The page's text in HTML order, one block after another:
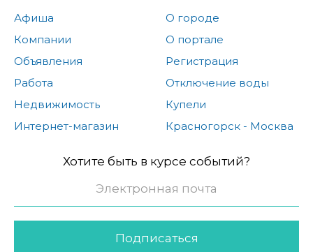
Афиша
Компании
Объявления
Работа
Недвижимость
Интернет-магазин
О городе
О портале
Регистрация
Отключение воды
Купели
Красногорск - Москва
Хотите быть в курсе событий?
Подписаться